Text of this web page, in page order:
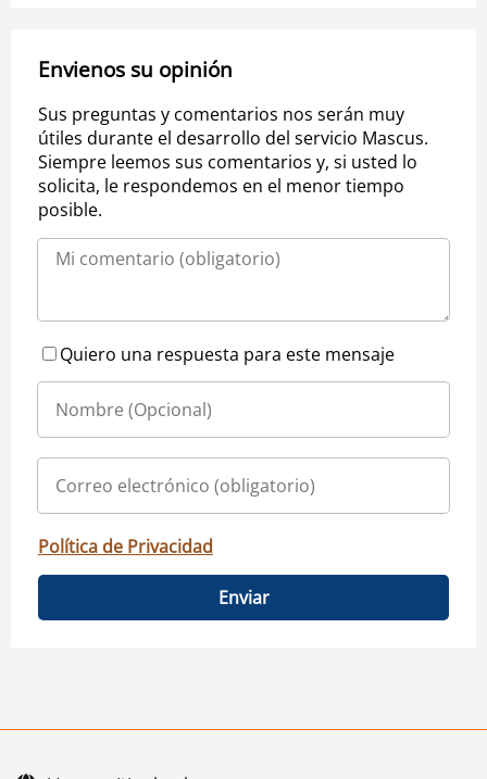
Envienos su opinión
Sus preguntas y comentarios nos serán muy
útiles durante el desarrollo del servicio Mascus.
Siempre leemos sus comentarios y, si usted lo
solicita, le respondemos en el menor tiempo
posible.
Quiero una respuesta para este mensaje
Política de Privacidad
Enviar